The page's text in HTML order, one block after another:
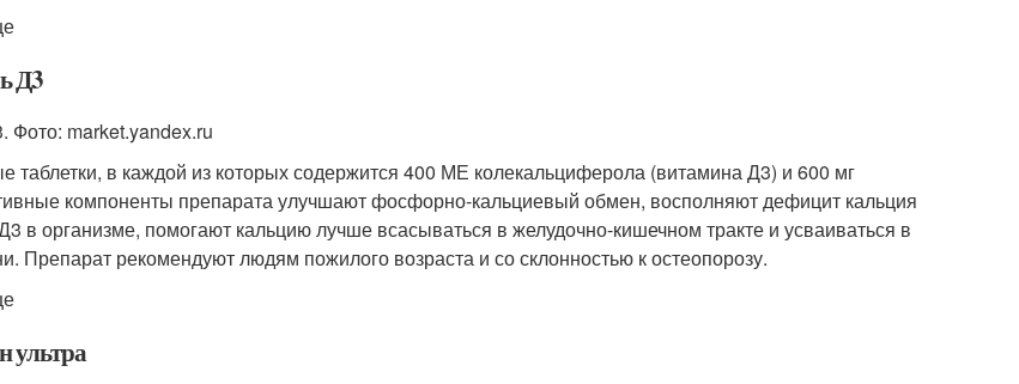
Д3
Фото: market.yandex.ru
таблетки, в каждой из которых содержится 400 МЕ колекальциферола (витамина Д3) и 600 мг
компоненты препарата улучшают фосфорно-кальциевый обмен, восполняют дефицит кальция
в организме, помогают кальцию лучше всасываться в желудочно-кишечном тракте и усваиваться в
. Препарат рекомендуют людям пожилого возраста и со склонностью к остеопорозу.
ультра